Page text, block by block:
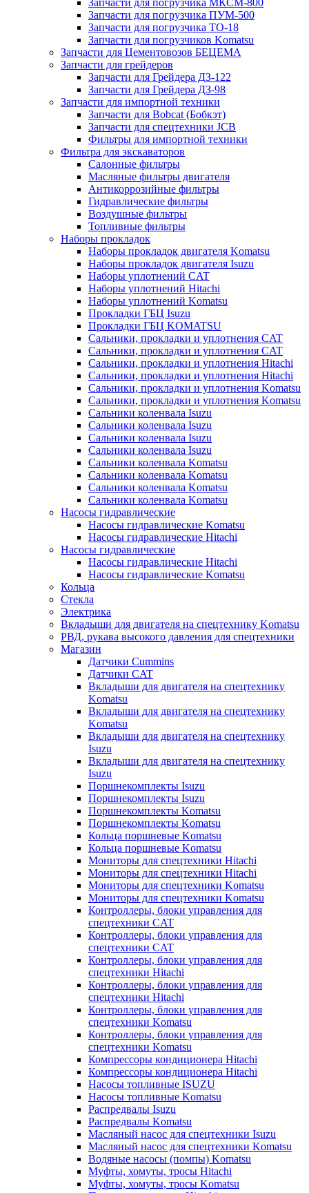
Запчасти для погрузчика МКСМ-800
Запчасти для погрузчика ПУМ-500
Запчасти для погрузчика ТО-18
Запчасти для погрузчиков Komatsu
Запчасти для Цементовозов БЕЦЕМА
Запчасти для грейдеров
Запчасти для Грейдера ДЗ-122
Запчасти для Грейдера ДЗ-98
Запчасти для импортной техники
Запчасти для Bobcat (Бобкэт)
Запчасти для спецтехники JCB
Фильтры для импортной техники
Фильтра для экскаваторов
Салонные фильтры
Масляные фильтры двигателя
Антикоррозийные фильтры
Гидравлические фильтры
Воздушные фильтры
Топливные фильтры
Наборы прокладок
Наборы прокладок двигателя Komatsu
Наборы прокладок двигателя Isuzu
Наборы уплотнений CAT
Наборы уплотнений Hitachi
Наборы уплотнений Komatsu
Прокладки ГБЦ Isuzu
Прокладки ГБЦ KOMATSU
Сальники, прокладки и уплотнения CAT
Сальники, прокладки и уплотнения CAT
Сальники, прокладки и уплотнения Hitachi
Сальники, прокладки и уплотнения Hitachi
Сальники, прокладки и уплотнения Komatsu
Сальники, прокладки и уплотнения Komatsu
Сальники коленвала Isuzu
Сальники коленвала Isuzu
Сальники коленвала Isuzu
Сальники коленвала Isuzu
Сальники коленвала Komatsu
Сальники коленвала Komatsu
Сальники коленвала Komatsu
Сальники коленвала Komatsu
Насосы гидравлические
Насосы гидравлические Komatsu
Насосы гидравлические Hitachi
Насосы гидравлические
Насосы гидравлические Hitachi
Насосы гидравлические Komatsu
Кольца
Стекла
Электрика
Вкладыши для двигателя на спецтехнику Komatsu
РВД, рукава высокого давления для спецтехники
Магазин
Датчики Cummins
Датчики CAT
Вкладыши для двигателя на спецтехнику
Komatsu
Вкладыши для двигателя на спецтехнику
Komatsu
Вкладыши для двигателя на спецтехнику
Isuzu
Вкладыши для двигателя на спецтехнику
Isuzu
Поршнекомплекты Isuzu
Поршнекомплекты Isuzu
Поршнекомплекты Komatsu
Поршнекомплекты Komatsu
Кольца поршневые Komatsu
Кольца поршневые Komatsu
Мониторы для спецтехники Hitachi
Мониторы для спецтехники Hitachi
Мониторы для спецтехники Komatsu
Мониторы для спецтехники Komatsu
Контроллеры, блоки управления для
спецтехники CAT
Контроллеры, блоки управления для
спецтехники CAT
Контроллеры, блоки управления для
спецтехники Hitachi
Контроллеры, блоки управления для
спецтехники Hitachi
Контроллеры, блоки управления для
спецтехники Komatsu
Контроллеры, блоки управления для
спецтехники Komatsu
Компрессоры кондиционера Hitachi
Компрессоры кондиционера Hitachi
Насосы топливные ISUZU
Насосы топливные Komatsu
Распредвалы Isuzu
Распредвалы Komatsu
Масляный насос для спецтехники Isuzu
Масляный насос для спецтехники Komatsu
Водяные насосы (помпы) Komatsu
Муфты, хомуты, тросы Hitachi
Муфты, хомуты, тросы Komatsu